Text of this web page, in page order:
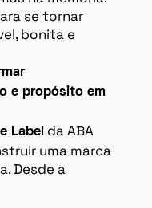
se tornar
bonita e
e propósito em
Label da ABA
uma marca
Desde a